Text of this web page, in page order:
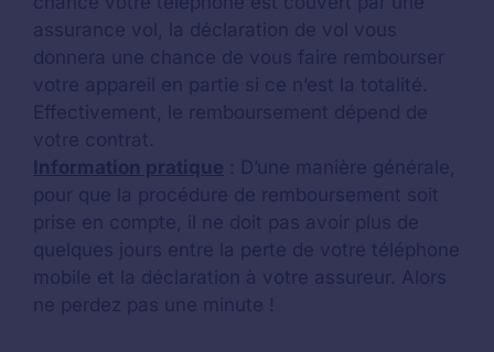
assurance vol, la déclaration de vol vous
donnera une chance de vous faire rembourser
votre appareil en partie si ce n’est la totalité.
Effectivement, le remboursement dépend de
votre contrat.
Information pratique : D’une manière générale,
pour que la procédure de remboursement soit
prise en compte, il ne doit pas avoir plus de
quelques jours entre la perte de votre téléphone
mobile et la déclaration à votre assureur. Alors
ne perdez pas une minute !